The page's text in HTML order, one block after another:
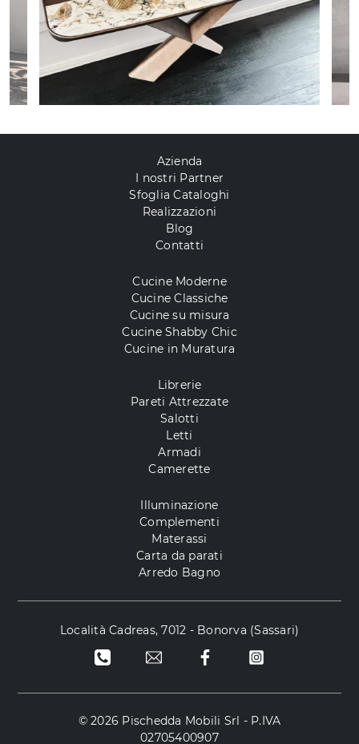
Azienda
I nostri Partner
Sfoglia Cataloghi
Realizzazioni
Blog
Contatti
Cucine Moderne
Cucine Classiche
Cucine su misura
Cucine Shabby Chic
Cucine in Muratura
Librerie
Pareti Attrezzate
Salotti
Letti
Armadi
Camerette
Illuminazione
Complementi
Materassi
Carta da parati
Arredo Bagno
Località Cadreas, 7012 - Bonorva (Sassari)
© 2026 Pischedda Mobili Srl - P.IVA
02705400907